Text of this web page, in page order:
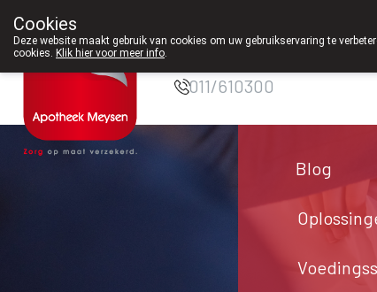
Apotheek Meysen
011/610300
Blog
Cookies
Deze website maakt gebruik van cookies om uw gebruikservaring te
cookies. Klik hier voor meer info.